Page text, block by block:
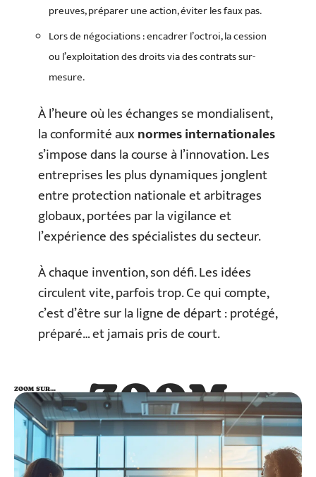
preuves, préparer une action, éviter les faux pas.
Lors de négociations : encadrer l’octroi, la cession
ou l’exploitation des droits via des contrats sur-
mesure.
À l’heure où les échanges se mondialisent,
la conformité auxnormes internationales
s’impose dans la course à l’innovation. Les
entreprises les plus dynamiques jonglent
entre protection nationale et arbitrages
globaux, portées par la vigilance et
l’expérience des spécialistes du secteur.
À chaque invention, son défi. Les idées
circulent vite, parfois trop. Ce qui compte,
c’est d’être sur la ligne de départ : protégé,
préparé… et jamais pris de court.
ZOOM
SUR…
ZOOM SUR…